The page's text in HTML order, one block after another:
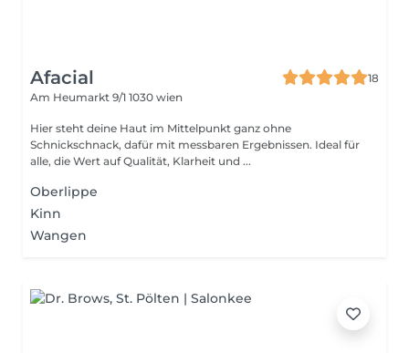
Afacial
18
Am Heumarkt 9/1 1030 wien
Hier steht deine Haut im Mittelpunkt ganz ohne
Schnickschnack, dafür mit messbaren Ergebnissen. Ideal für
alle, die Wert auf Qualität, Klarheit und ...
Oberlippe
Kinn
Wangen